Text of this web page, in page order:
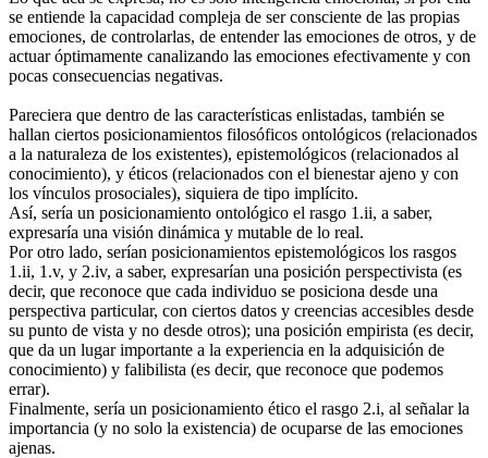
se entiende la capacidad compleja de ser consciente de las propias
emociones, de controlarlas, de entender las emociones de otros, y de
actuar óptimamente canalizando las emociones efectivamente y con
pocas consecuencias negativas.
Pareciera que dentro de las características enlistadas, también se
hallan ciertos posicionamientos filosóficos ontológicos (relacionados
a la naturaleza de los existentes), epistemológicos (relacionados al
conocimiento), y éticos (relacionados con el bienestar ajeno y con
los vínculos prosociales), siquiera de tipo implícito.
Así, sería un posicionamiento ontológico el rasgo 1.ii, a saber,
expresaría una visión dinámica y mutable de lo real.
Por otro lado, serían posicionamientos epistemológicos los rasgos
1.ii, 1.v, y 2.iv, a saber, expresarían una posición perspectivista (es
decir, que reconoce que cada individuo se posiciona desde una
perspectiva particular, con ciertos datos y creencias accesibles desde
su punto de vista y no desde otros); una posición empirista (es decir,
que da un lugar importante a la experiencia en la adquisición de
conocimiento) y falibilista (es decir, que reconoce que podemos
errar).
Finalmente, sería un posicionamiento ético el rasgo 2.i, al señalar la
importancia (y no solo la existencia) de ocuparse de las emociones
ajenas.